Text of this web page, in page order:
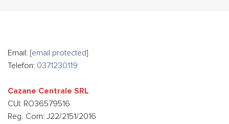
Email: [email protected]
Telefon: 0371230119
Cazane Centrale SRL
CUI: RO36579516
Reg. Com: J22/2151/2016